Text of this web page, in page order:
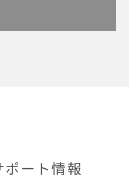
ポート情報